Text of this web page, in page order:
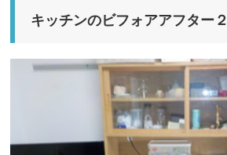
キッチンのビフォアアフター２